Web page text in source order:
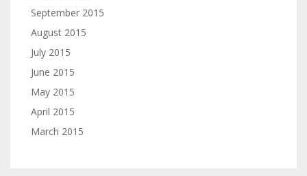
September 2015
August 2015
July 2015
June 2015
May 2015
April 2015
March 2015